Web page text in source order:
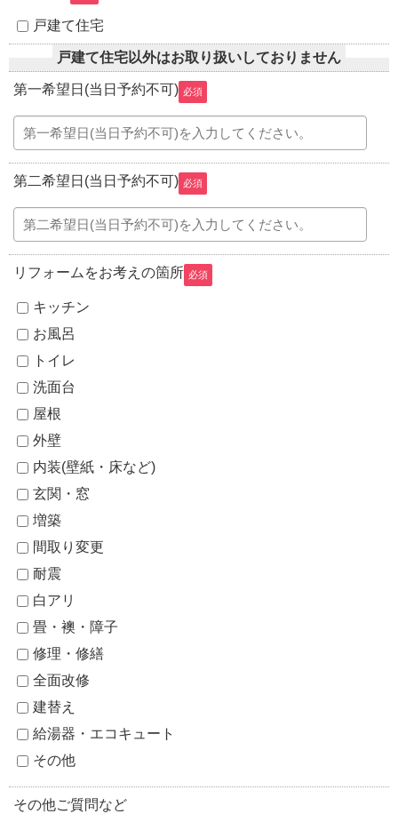
戸建て住宅
戸建て住宅以外はお取り扱いしておりません
第一希望日(当日予約不可) 必須
第二希望日(当日予約不可) 必須
リフォームをお考えの箇所 必須
キッチン
お風呂
トイレ
洗面台
屋根
外壁
内装(壁紙・床など)
玄関・窓
増築
間取り変更
耐震
白アリ
畳・襖・障子
修理・修繕
全面改修
建替え
給湯器・エコキュート
その他
その他ご質問など